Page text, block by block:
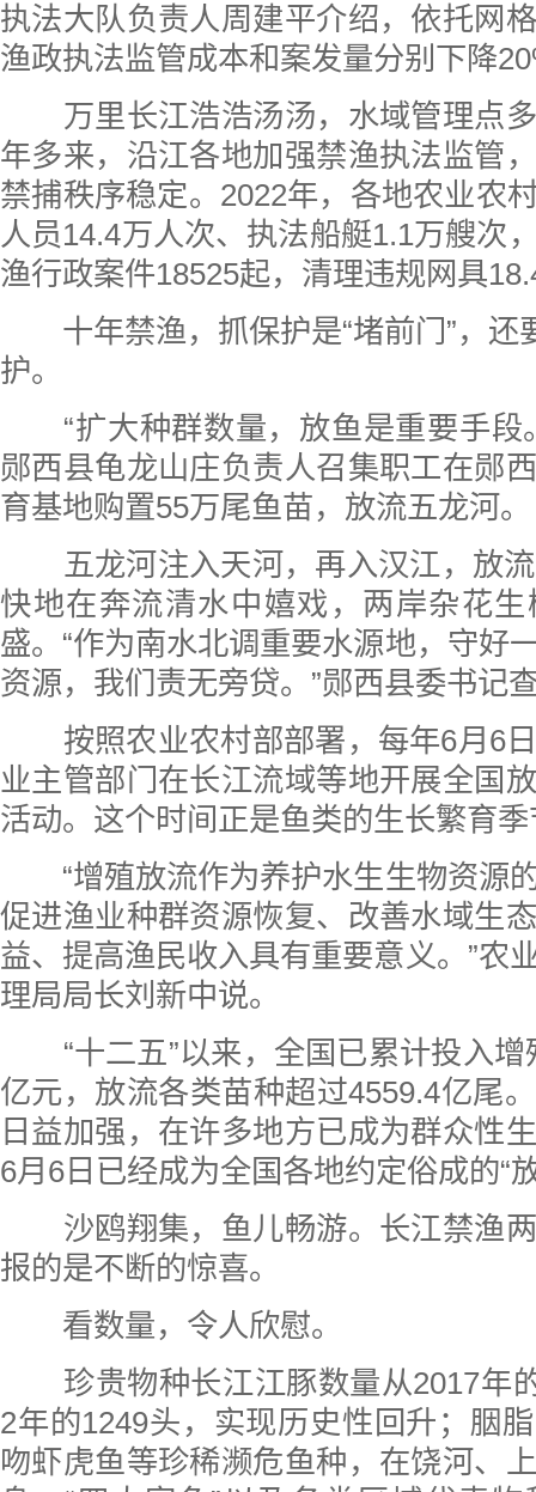
执法大队负责人周建平介绍，依托网
渔政执法监管成本和案发量分别下降
万里长江浩浩汤汤，水域管理点多
年多来，沿江各地加强禁渔执法监管
禁捕秩序稳定。2022年，各地农业农
人员14.4万人次、执法船艇1.1万艘次
渔行政案件18525起，清理违规网具
十年禁渔，抓保护是“堵前门”，还
护。
“扩大种群数量，放鱼是重要手段
郧西县龟龙山庄负责人召集职工在郧
育基地购置55万尾鱼苗，放流五龙河。
五龙河注入天河，再入汉江，放流
快地在奔流清水中嬉戏，两岸杂花
盛。“作为南水北调重要水源地，守好
资源，我们责无旁贷。”郧西县委书记
按照农业农村部部署，每年6月6日
业主管部门在长江流域等地开展全国
活动。这个时间正是鱼类的生长繁育
“增殖放流作为养护水生生物资源
促进渔业种群资源恢复、改善水域生
益、提高渔民收入具有重要意义。”农
理局局长刘新中说。
“十二五”以来，全国已累计投入增
亿元，放流各类苗种超过4559.4亿尾
日益加强，在许多地方已成为群众性
6月6日已经成为全国各地约定俗成的“
沙鸥翔集，鱼儿畅游。长江禁渔两
报的是不断的惊喜。
看数量，令人欣慰。
珍贵物种长江江豚数量从2017年
2年的1249头，实现历史性回升；胭
吻虾虎鱼等珍稀濒危鱼种，在饶河、